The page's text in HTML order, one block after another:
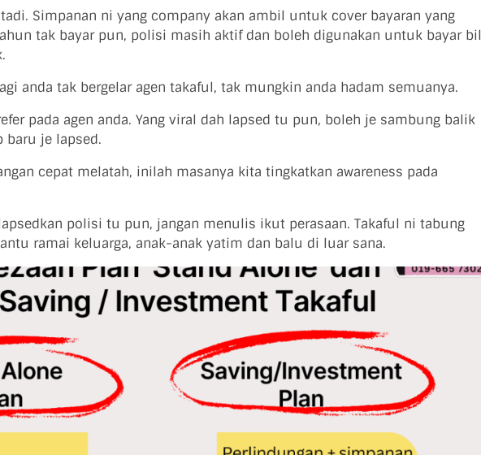
Simpanan ni yang company akan ambil untuk cover bayaran yang
tak bayar pun, polisi masih aktif dan boleh digunakan untuk bayar bil
anda tak bergelar agen takaful, tak mungkin anda hadam semuanya.
pada agen anda. Yang viral dah lapsed tu pun, boleh je sambung balik
baru je lapsed.
cepat melatah, inilah masanya kita tingkatkan awareness pada
polisi tu pun, jangan menulis ikut perasaan. Takaful ni tabung
ramai keluarga, anak-anak yatim dan balu di luar sana.